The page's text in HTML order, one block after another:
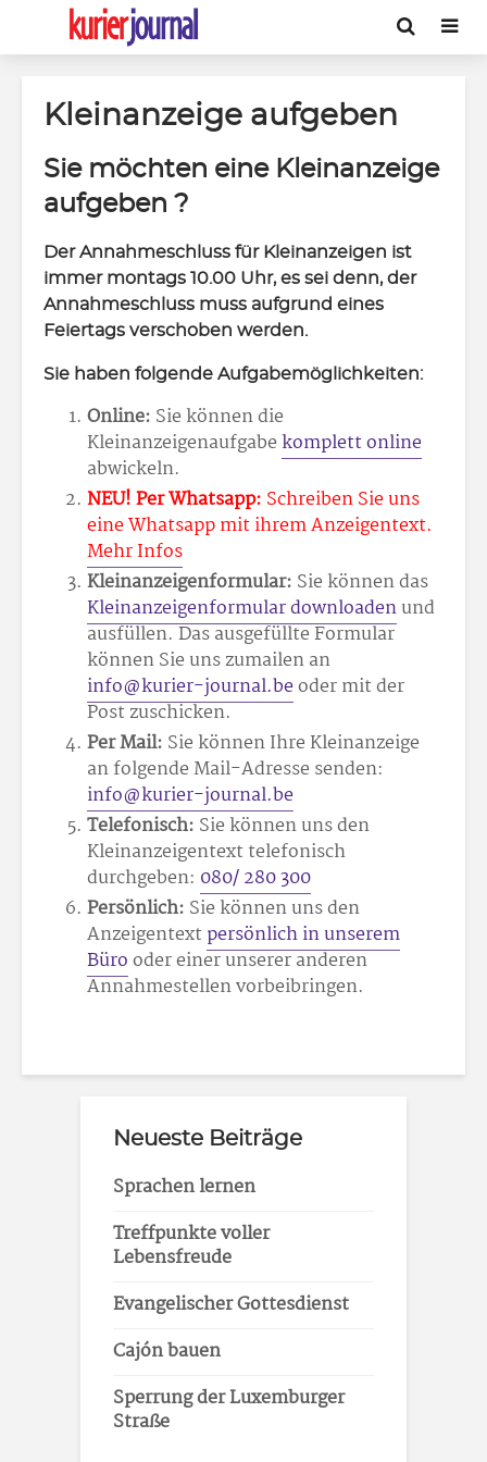
Kleinanzeige aufgeben
Sie möchten eine Kleinanzeige
aufgeben ?
Der Annahmeschluss für Kleinanzeigen ist
immer montags 10.00 Uhr, es sei denn, der
Annahmeschluss muss aufgrund eines
Feiertags verschoben werden.
Sie haben folgende Aufgabemöglichkeiten:
Online: Sie können die
Kleinanzeigenaufgabekomplett online
abwickeln.
NEU! Per Whatsapp: Schreiben Sie uns
eine Whatsapp mit ihrem Anzeigentext.
Mehr Infos
Kleinanzeigenformular: Sie können das
Kleinanzeigenformular downloadenund
ausfüllen. Das ausgefüllte Formular
können Sie uns zumailen an
info@kurier-journal.beoder mit der
Post zuschicken.
Per Mail: Sie können Ihre Kleinanzeige
an folgende Mail-Adresse senden:
info@kurier-journal.be
Telefonisch: Sie können uns den
Kleinanzeigentext telefonisch
durchgeben: 080/ 280 300
Persönlich: Sie können uns den
Anzeigentextpersönlich in unserem
Bürooder einer unserer anderen
Annahmestellen vorbeibringen.
Neueste Beiträge
Sprachen lernen
Treffpunkte voller
Lebensfreude
Evangelischer Gottesdienst
Cajón bauen
Sperrung der Luxemburger
Straße